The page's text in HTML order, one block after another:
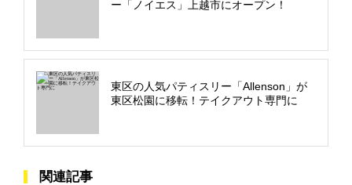
ー「ノイエス」上越市にオープン！
東区の人気パティスリー「Allenson」が
東区松園に移転！テイクアウト専門に
関連記事